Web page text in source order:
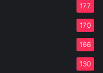
177
170
166
130